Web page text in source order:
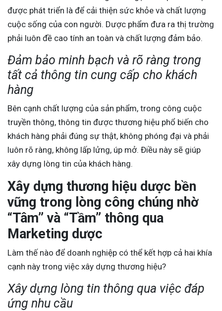
được phát triển là để cải thiện sức khỏe và chất lượng
cuộc sống của con người. Dược phẩm đưa ra thị trường
phải luôn đề cao tính an toàn và chất lượng đảm bảo.
Đảm bảo minh bạch và rõ ràng trong
tất cả thông tin cung cấp cho khách
hàng
Bên cạnh chất lượng của sản phẩm, trong công cuộc
truyền thông, thông tin được thương hiệu phổ biến cho
khách hàng phải đúng sự thật, không phóng đại và phải
luôn rõ ràng, không lấp lửng, úp mở. Điều này sẽ giúp
xây dựng lòng tin của khách hàng.
Xây dựng thương hiệu dược bền
vững trong lòng công chúng nhờ
“Tâm” và “Tầm” thông qua
Marketing dược
Làm thế nào để doanh nghiệp có thể kết hợp cả hai khía
cạnh này trong việc xây dựng thương hiệu?
Xây dựng lòng tin thông qua việc đáp
ứng nhu cầu